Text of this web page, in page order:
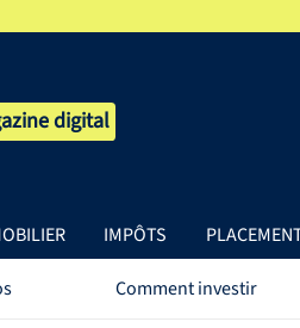
digital
IMPÔTS
Comment investir